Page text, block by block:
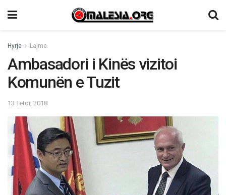
Hyrje Lajme
Ambasadori i Kinës vizitoi
Komunën e Tuzit
13 Tetor, 2018